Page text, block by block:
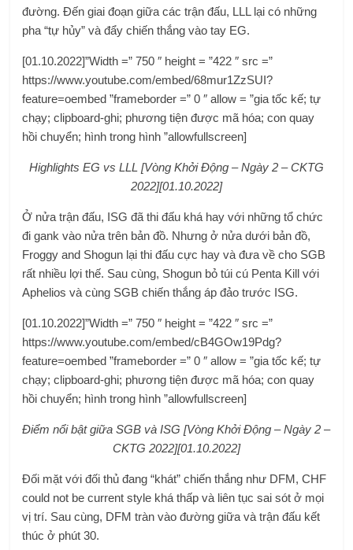
đường. Đến giai đoạn giữa các trận đấu, LLL lại có những
pha “tự hủy” và đẩy chiến thắng vào tay EG.
[01.10.2022]”Width =” 750 ″ height = ”422 ″ src =”
https://www.youtube.com/embed/68mur1ZzSUI?
feature=oembed ”frameborder =” 0 ″ allow = ”gia tốc kế; tự
chạy; clipboard-ghi; phương tiện được mã hóa; con quay
hồi chuyển; hình trong hình ”allowfullscreen]
Highlights EG vs LLL [Vòng Khởi Động – Ngày 2 – CKTG
2022][01.10.2022]
Ở nửa trận đấu, ISG đã thi đấu khá hay với những tổ chức
đi gank vào nửa trên bản đồ. Nhưng ở nửa dưới bản đồ,
Froggy and Shogun lại thi đấu cực hay và đưa về cho SGB
rất nhiều lợi thế. Sau cùng, Shogun bỏ túi cú Penta Kill với
Aphelios và cùng SGB chiến thắng áp đảo trước ISG.
[01.10.2022]”Width =” 750 ″ height = ”422 ″ src =”
https://www.youtube.com/embed/cB4GOw19Pdg?
feature=oembed ”frameborder =” 0 ″ allow = ”gia tốc kế; tự
chạy; clipboard-ghi; phương tiện được mã hóa; con quay
hồi chuyển; hình trong hình ”allowfullscreen]
Điểm nổi bật giữa SGB và ISG [Vòng Khởi Động – Ngày 2 –
CKTG 2022][01.10.2022]
Đối mặt với đối thủ đang “khát” chiến thắng như DFM, CHF
could not be current style khá thấp và liên tục sai sót ở mọi
vị trí. Sau cùng, DFM tràn vào đường giữa và trận đấu kết
thúc ở phút 30.